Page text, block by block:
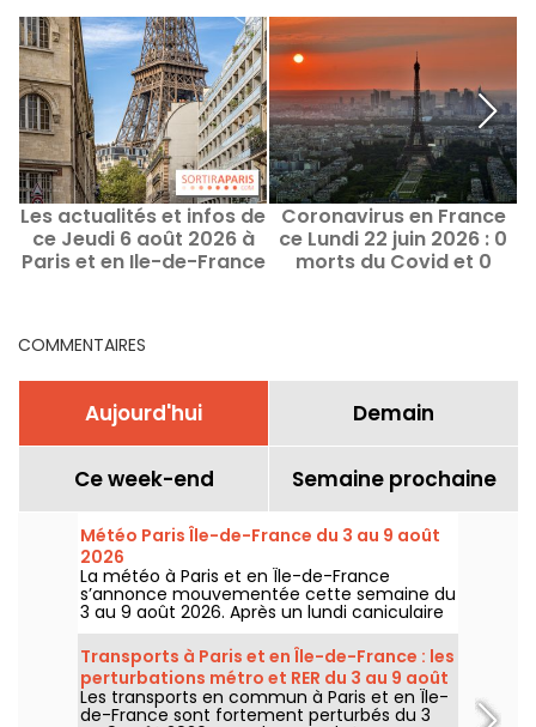
Les actualités et infos de
ce Jeudi 6 août 2026 à
Paris et en Ile-de-France
Coronavirus en France
ce Lundi 22 juin 2026 : 0
morts du Covid et 0
COMMENTAIRES
Aujourd'hui Demain
Ce week-end Semaine prochaine
Météo Paris Île-de-France du 3 au 9 août
2026
La météo à Paris et en Île-de-France
s’annonce mouvementée cette semaine du
3 au 9 août 2026. Après un lundi caniculaire
marqué par un risque d’orages, les
températures vont progressivement baisser
avant le retour d’un temps plus chaud et
ensoleillé pour le week-end.
Transports à Paris et en Île-de-France : les
perturbations métro et RER du 3 au 9 août
2026
Les transports en commun à Paris et en Île-
de-France sont fortement perturbés du 3